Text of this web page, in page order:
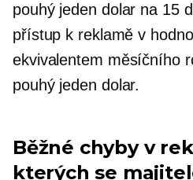
pouhý jeden dolar na 15
přístup k reklamě v
ekvivalentem měsíčního
pouhý jeden dolar.
Běžné chyby v
kterých se